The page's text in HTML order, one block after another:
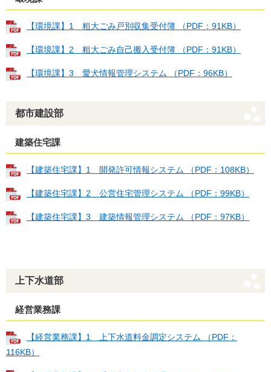
【環境課】1 粗大ごみ戸別収集受付簿 （PDF：91KB）
【環境課】2 粗大ごみ自己搬入受付簿 （PDF：91KB）
【環境課】3 愛犬情報管理システム （PDF：96KB）
都市建設部
建築住宅課
【建築住宅課】1 開発許可情報システム （PDF：108KB）
【建築住宅課】2 公営住宅管理システム （PDF：99KB）
【建築住宅課】3 建築情報管理システム （PDF：97KB）
上下水道部
経営業務課
【経営業務課】1 上下水道料金調定システム （PDF：
116KB）